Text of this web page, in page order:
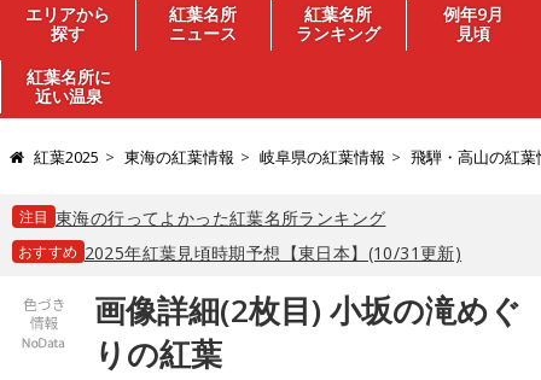
エリアから
探す
紅葉名所
ニュース
紅葉名所
ランキング
例年9月
見頃
紅葉名所に
近い温泉
紅葉2025 東海の紅葉情報 岐阜県の紅葉情報 飛騨・高山の紅葉
注目 東海の行ってよかった紅葉名所ランキング
おすすめ 2025年紅葉見頃時期予想【東日本】(10/31更新)
画像詳細(2枚目) 小坂の滝めぐ
りの紅葉